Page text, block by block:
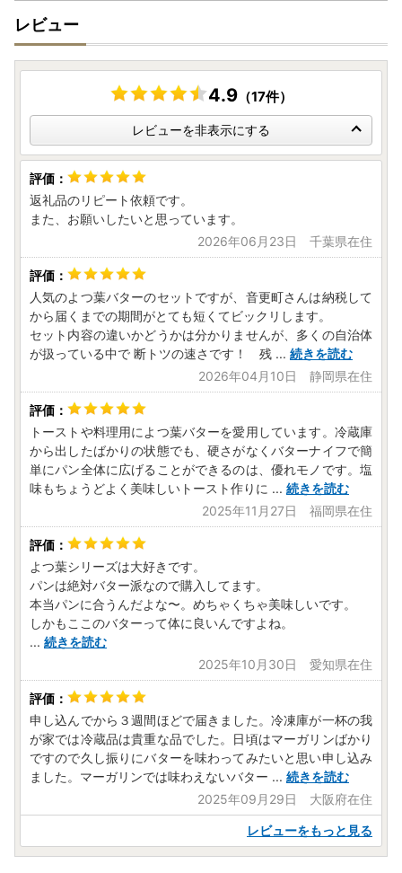
レビュー
4.9（17件）
レビューを非表示にする
返礼品のリピート依頼です。
また、お願いしたいと思っています。
2026年06月23日 千葉県在住
人気のよつ葉バターのセットですが、音更町さんは納税して
から届くまでの期間がとても短くてビックリします。
セット内容の違いかどうかは分かりませんが、多くの自治体
が扱っている中で 断トツの速さです！ 残 ... 続きを読む
2026年04月10日 静岡県在住
トーストや料理用によつ葉バターを愛用しています。冷蔵庫
から出したばかりの状態でも、硬さがなくバターナイフで簡
単にパン全体に広げることができるのは、優れモノです。塩
味もちょうどよく美味しいトースト作りに ... 続きを読む
2025年11月27日 福岡県在住
よつ葉シリーズは大好きです。
パンは絶対バター派なので購入してます。
本当パンに合うんだよな〜。めちゃくちゃ美味しいです。
しかもここのバターって体に良いんですよね。
... 続きを読む
2025年10月30日 愛知県在住
申し込んでから３週間ほどで届きました。冷凍庫が一杯の我
が家では冷蔵品は貴重な品でした。日頃はマーガリンばかり
ですので久し振りにバターを味わってみたいと思い申し込み
ました。マーガリンでは味わえないバター ... 続きを読む
2025年09月29日 大阪府在住
レビューをもっと見る